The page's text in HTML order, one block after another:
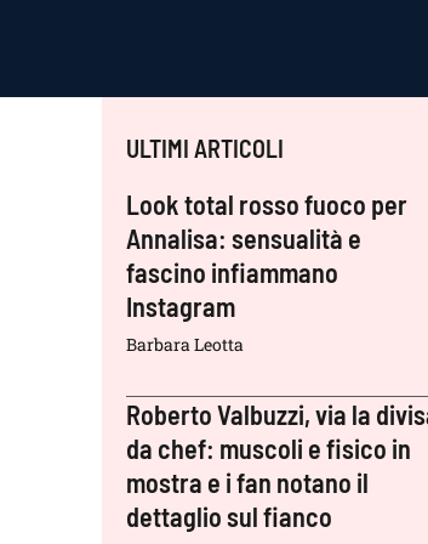
ULTIMI ARTICOLI
Look total rosso fuoco per
Annalisa: sensualità e
fascino infiammano
Instagram
Barbara Leotta
Roberto Valbuzzi, via la
da chef: muscoli e fisico in
mostra e i fan notano il
dettaglio sul fianco